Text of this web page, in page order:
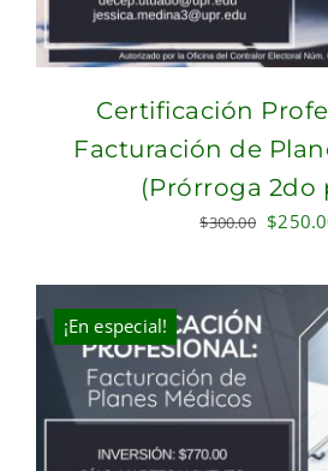
Certificación
Facturación de
(Prórroga 2do
$300.00
was:
$
¡En especial!